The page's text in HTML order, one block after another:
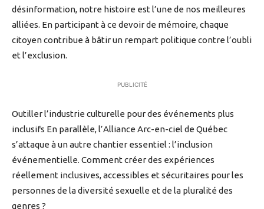
désinformation, notre histoire est l’une de nos meilleures
alliées. En participant à ce devoir de mémoire, chaque
citoyen contribue à bâtir un rempart politique contre l’oubli
et l’exclusion.
PUBLICITÉ
Outiller l’industrie culturelle pour des événements plus
inclusifs En parallèle, l’Alliance Arc-en-ciel de Québec
s’attaque à un autre chantier essentiel : l’inclusion
événementielle. Comment créer des expériences
réellement inclusives, accessibles et sécuritaires pour les
personnes de la diversité sexuelle et de la pluralité des
genres ?